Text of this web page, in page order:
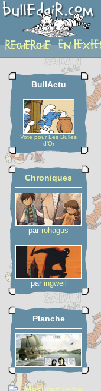
album
BullActu
Vote pour Les Bulles
d'Or
Chroniques
par rohagus
par ingweil
Planche